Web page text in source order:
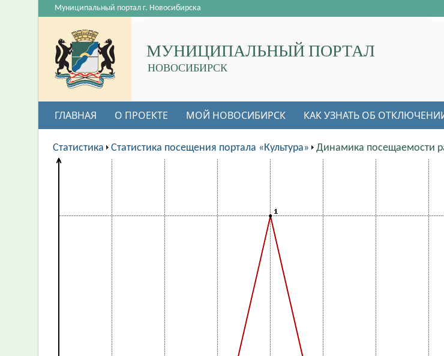
МУНИЦИПАЛЬНЫЙ ПОРТАЛ
НОВОСИБИРСК
Муниципальный портал г. Новосибирска
ГЛАВНАЯ О ПРОЕКТЕ МОЙ НОВОСИБИРСК КАК УЗНАТЬ ОБ
Статистика Статистика посещения портала «Культура» Динамика посещаемости